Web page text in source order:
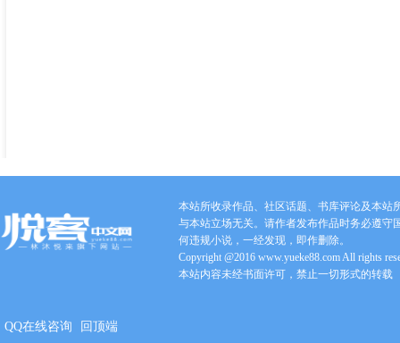
本站所收录作品、社区话题、书库评论及本站
与本站立场无关。请作者发布作品时务必遵守
何违规小说，一经发现，即作删除。
Copyright @2016 www.yueke88.com All rights
本站内容未经书面许可，禁止一切形式的转载
QQ在线咨询 回顶端